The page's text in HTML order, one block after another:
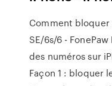
Comment bloquer
SE/6s/6 -
des numéros sur
Façon 1 : bloquer